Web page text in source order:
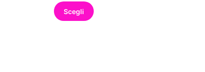
Scegli